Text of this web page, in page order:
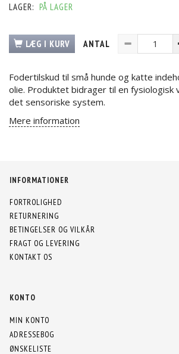
LAGER: PÅ LAGER
LÆG I KURV ANTAL
Fodertilskud til små hunde og katte
olie. Produktet bidrager til en fysiologisk
det sensoriske system.
Mere information
INFORMATIONER
FORTROLIGHED
RETURNERING
BETINGELSER OG VILKÅR
FRAGT OG LEVERING
KONTAKT OS
KONTO
MIN KONTO
ADRESSEBOG
ØNSKELISTE